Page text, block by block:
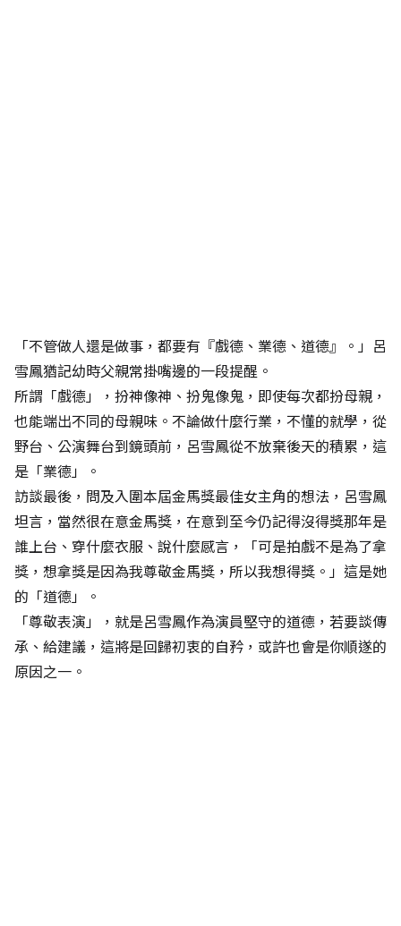
「不管做人還是做事，都要有『戲德、業德、道德』。」呂
雪鳳猶記幼時父親常掛嘴邊的一段提醒。
所謂「戲德」，扮神像神、扮鬼像鬼，即使每次都扮母親，
也能端出不同的母親味。不論做什麼行業，不懂的就學，從
野台、公演舞台到鏡頭前，呂雪鳳從不放棄後天的積累，這
是「業德」。
訪談最後，問及入圍本屆金馬獎最佳女主角的想法，呂雪鳳
坦言，當然很在意金馬獎，在意到至今仍記得沒得獎那年是
誰上台、穿什麼衣服、說什麼感言，「可是拍戲不是為了拿
獎，想拿獎是因為我尊敬金馬獎，所以我想得獎。」這是她
的「道德」。
「尊敬表演」，就是呂雪鳳作為演員堅守的道德，若要談傳
承、給建議，這將是回歸初衷的自矜，或許也會是你順遂的
原因之一。